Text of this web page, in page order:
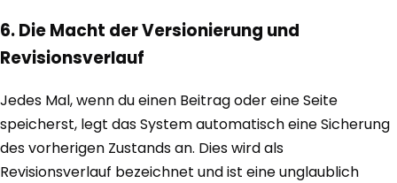
6. Die Macht der Versionierung und
Revisionsverlauf
Jedes Mal, wenn du einen Beitrag oder eine Seite
speicherst, legt das System automatisch eine Sicherung
des vorherigen Zustands an. Dies wird als
Revisionsverlauf bezeichnet und ist eine unglaublich